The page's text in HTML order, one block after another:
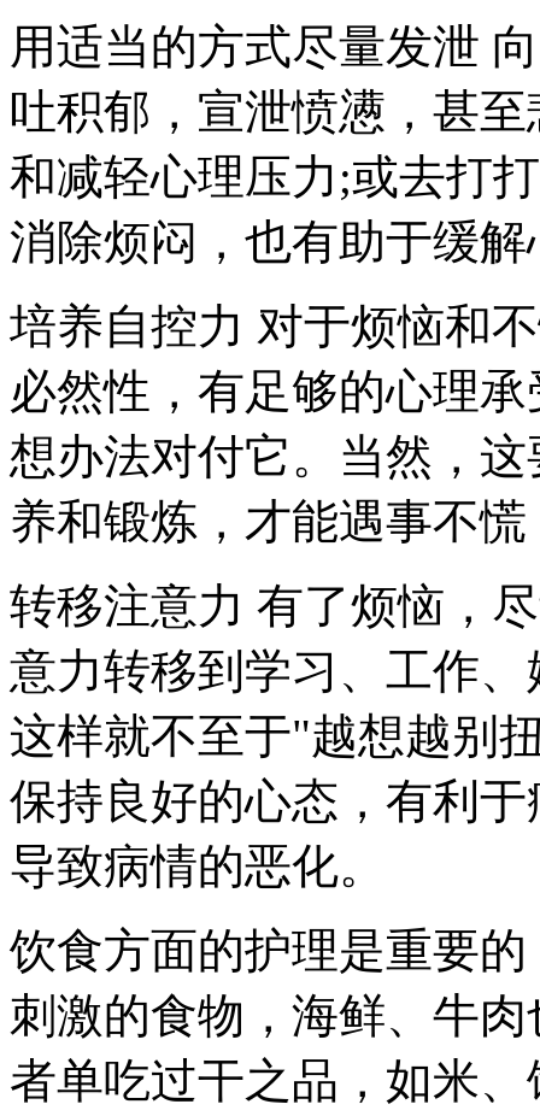
用适当的方式尽量发泄
吐积郁，宣泄愤懑，甚
和减轻心理压力;或去打
消除烦闷，也有助于缓
培养自控力 对于烦恼和
必然性，有足够的心理
想办法对付它。当然，
养和锻炼，才能遇事不
转移注意力 有了烦恼，
意力转移到学习、工作
这样就不至于"越想越别
保持良好的心态，有利
导致病情的恶化。
饮食方面的护理是重要
刺激的食物，海鲜、牛
者单吃过干之品，如米